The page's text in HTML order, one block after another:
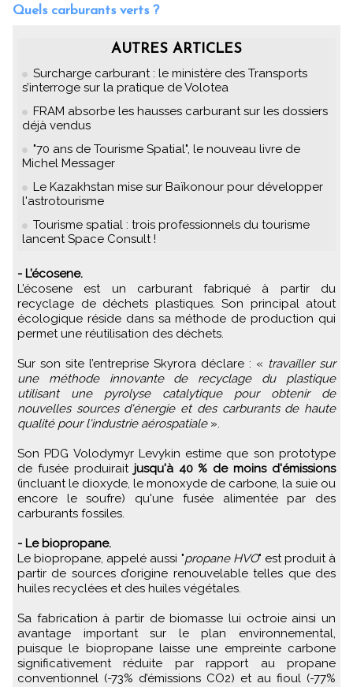
Quels carburants verts ?
AUTRES ARTICLES
Surcharge carburant : le ministère des Transports
s’interroge sur la pratique de Volotea
FRAM absorbe les hausses carburant sur les dossiers
déjà vendus
"70 ans de Tourisme Spatial", le nouveau livre de
Michel Messager
Le Kazakhstan mise sur Baïkonour pour développer
l'astrotourisme
Tourisme spatial : trois professionnels du tourisme
lancent Space Consult !
- L’écosene.
L’écosene est un carburant fabriqué à partir du
recyclage de déchets plastiques. Son principal atout
écologique réside dans sa méthode de production qui
permet une réutilisation des déchets.
Sur son site l’entreprise Skyrora déclare : « travailler sur
une méthode innovante de recyclage du plastique
utilisant une pyrolyse catalytique pour obtenir de
nouvelles sources d'énergie et des carburants de haute
qualité pour l'industrie aérospatiale ».
Son PDG Volodymyr Levykin estime que son prototype
de fusée produiraitjusqu'à 40 % de moins d'émissions
(incluant le dioxyde, le monoxyde de carbone, la suie ou
encore le soufre) qu'une fusée alimentée par des
carburants fossiles.
- Le biopropane.
Le biopropane, appelé aussi "propane HVO" est produit à
partir de sources d’origine renouvelable telles que des
huiles recyclées et des huiles végétales.
Sa fabrication à partir de biomasse lui octroie ainsi un
avantage important sur le plan environnemental,
puisque le biopropane laisse une empreinte carbone
significativement réduite par rapport au propane
conventionnel (-73% d’émissions CO2) et au fioul (-77%